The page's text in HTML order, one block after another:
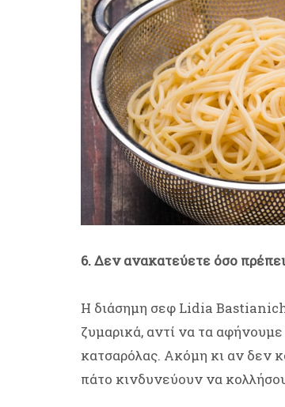
6. Δεν ανακατεύετε όσο πρέπει
Η διάσημη σεφ Lidia
ζυμαρικά, αντί να τα
κατσαρόλας. Ακόμη κι αν δεν
πάτο κινδυνεύουν να